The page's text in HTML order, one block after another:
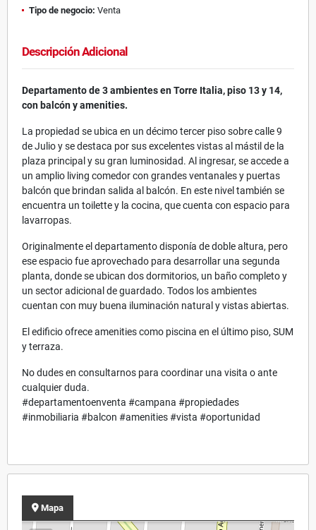
Tipo de negocio: Venta
Descripción Adicional
Departamento de 3 ambientes en Torre Italia, piso 13 y 14,
con balcón y amenities.
La propiedad se ubica en un décimo tercer piso sobre calle 9
de Julio y se destaca por sus excelentes vistas al mástil de la
plaza principal y su gran luminosidad. Al ingresar, se accede a
un amplio living comedor con grandes ventanales y puertas
balcón que brindan salida al balcón. En este nivel también se
encuentra un toilette y la cocina, que cuenta con espacio para
lavarropas.
Originalmente el departamento disponía de doble altura, pero
ese espacio fue aprovechado para desarrollar una segunda
planta, donde se ubican dos dormitorios, un baño completo y
un sector adicional de guardado. Todos los ambientes
cuentan con muy buena iluminación natural y vistas abiertas.
El edificio ofrece amenities como piscina en el último piso, SUM
y terraza.
No dudes en consultarnos para coordinar una visita o ante
cualquier duda.
#departamentoenventa #campana #propiedades
#inmobiliaria #balcon #amenities #vista #oportunidad
Mapa